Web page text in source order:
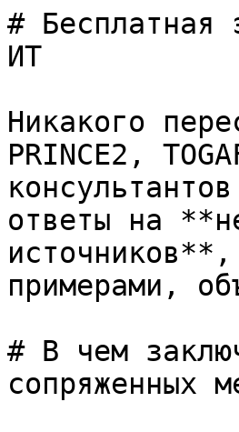
# Бесплатная
ИТ
Никакого
PRINCE2,
ответы на
примерами,
# В чем
сопряженных